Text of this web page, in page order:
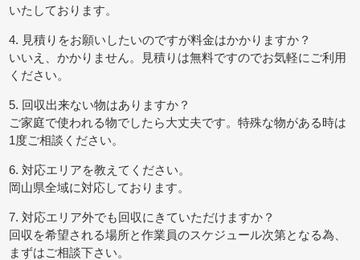
いたしております。
4. 見積りをお願いしたいのですが料金はかかりますか？
いいえ、かかりません。見積りは無料ですのでお気軽にご利用
ください。
5. 回収出来ない物はありますか？
ご家庭で使われる物でしたら大丈夫です。特殊な物がある時は
1度ご相談ください。
6. 対応エリアを教えてください。
岡山県全域に対応しております。
7. 対応エリア外でも回収にきていただけますか？
回収を希望される場所と作業員のスケジュール次第となる為、
まずはご相談下さい。